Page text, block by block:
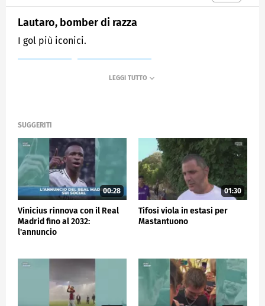
Lautaro, bomber di razza
I gol più iconici.
SUGGERITI
00:28
Vinicius rinnova con il Real
Madrid fino al 2032:
l'annuncio
01:30
Tifosi viola in estasi per
Mastantuono